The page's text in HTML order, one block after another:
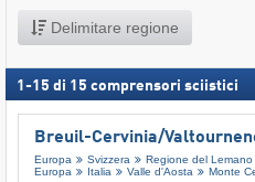
Delimitare regione
1 -15 di 15 comprensori sciistici
Breuil-Cervinia/​
Europa Svizzera Regione del Lemano
Europa
Italia Valle d'Aosta Monte